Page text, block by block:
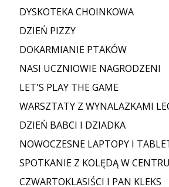
DYSKOTEKA CHOINKOWA
DZIEŃ PIZZY
DOKARMIANIE PTAKÓW
NASI UCZNIOWIE NAGRODZENI
LET'S PLAY THE GAME
WARSZTATY Z WYNALAZKAMI
DZIEŃ BABCI I DZIADKA
NOWOCZESNE LAPTOPY I
SPOTKANIE Z KOLĘDĄ W
CZWARTOKLASIŚCI I PAN KLEKS